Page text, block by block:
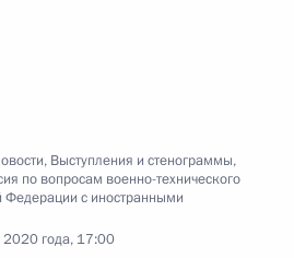
, Выступления и стенограммы,
по вопросам военно-технического
Федерации с иностранными
2020 года, 17:00